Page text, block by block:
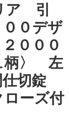
ア 引
０デザ
０００
柄〉 左
切錠
ーズ付